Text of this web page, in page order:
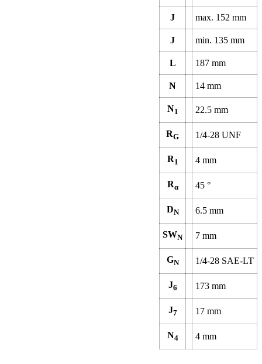
J max. 152 mm
J min. 135 mm
L 187 mm
N 14 mm
N1 22.5 mm
RG 1/4-28 UNF
R1 4 mm
Rα 45 °
DN 6.5 mm
SWN 7 mm
GN 1/4-28 SAE-LT
J6 173 mm
J7 17 mm
N4 4 mm